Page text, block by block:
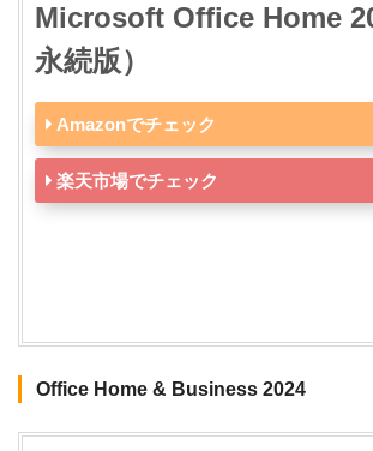
Microsoft Office Home
永続版）
Amazonでチェック
楽天市場でチェック
Office Home & Business 2024